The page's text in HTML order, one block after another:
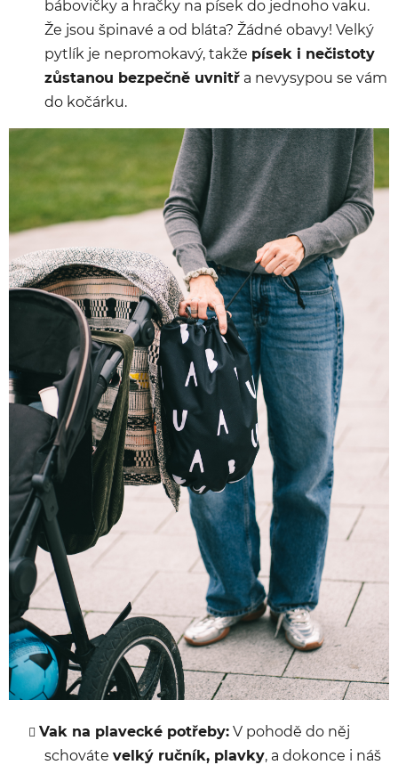
bábovičky a hračky na písek do jednoho vaku.
Že jsou špinavé a od bláta? Žádné obavy! Velký
pytlík je nepromokavý, takže písek i nečistoty
zůstanou bezpečně uvnitř a nevysypou se vám
do kočárku.
Vak na plavecké potřeby: V pohodě do něj
schováte velký ručník, plavky, a dokonce i náš